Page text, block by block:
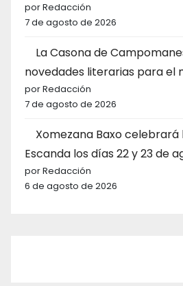
por Redacción
7 de agosto de 2026
La Casona de
novedades literarias para el
por Redacción
7 de agosto de 2026
Xomezana Baxo celebrará
Escanda los días 22 y 23 de
por Redacción
6 de agosto de 2026